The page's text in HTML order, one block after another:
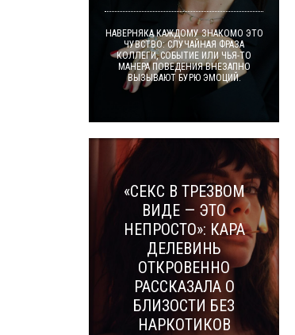
НАВЕРНЯКА КАЖДОМУ ЗНАКОМО ЭТО
ЧУВСТВО: СЛУЧАЙНАЯ ФРАЗА
КОЛЛЕГИ, СОБЫТИЕ ИЛИ ЧЬЯ-ТО
МАНЕРА ПОВЕДЕНИЯ ВНЕЗАПНО
ВЫЗЫВАЮТ БУРЮ ЭМОЦИЙ.
«СЕКС В ТРЕЗВОМ
ВИДЕ — ЭТО
НЕПРОСТО»: КАРА
ДЕЛЕВИНЬ
ОТКРОВЕННО
РАССКАЗАЛА О
БЛИЗОСТИ БЕЗ
НАРКОТИКОВ